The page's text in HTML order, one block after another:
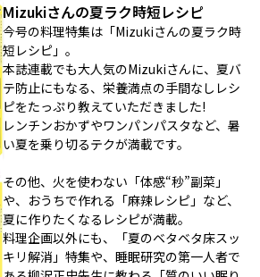
Mizukiさんの夏ラク時短レシピ
今号の料理特集は「Mizukiさんの夏ラク時
短レシピ」。
本誌連載でも大人気のMizukiさんに、夏バ
テ防止にもなる、栄養満点の手間なしレシ
ピをたっぷり教えていただきました!
レンチンおかずやワンパンパスタなど、暑
い夏を乗り切るテクが満載です。
その他、火を使わない「体感“秒”副菜」
や、おうちで作れる「麻辣レシピ」など、
夏に作りたくなるレシピが満載。
料理企画以外にも、「夏のベタベタ床スッ
キリ解消」特集や、睡眠研究の第一人者で